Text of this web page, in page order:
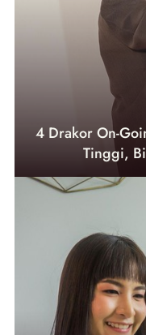
4 Drakor On-
Tinggi,